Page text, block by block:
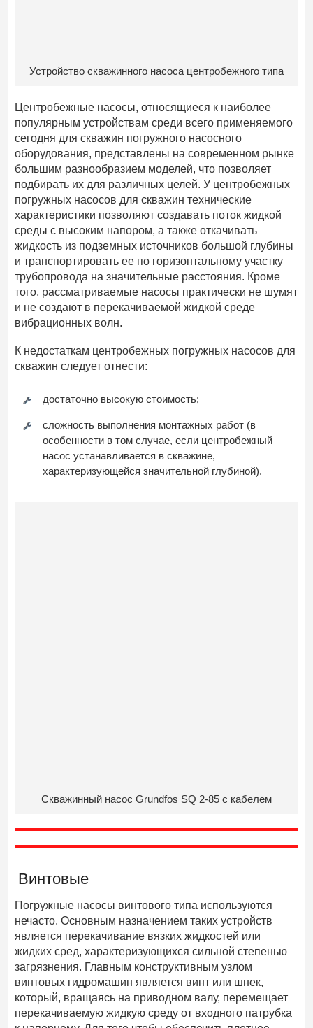
Устройство скважинного насоса центробежного типа
Центробежные насосы, относящиеся к наиболее
популярным устройствам среди всего применяемого
сегодня для скважин погружного насосного
оборудования, представлены на современном рынке
большим разнообразием моделей, что позволяет
подбирать их для различных целей. У центробежных
погружных насосов для скважин технические
характеристики позволяют создавать поток жидкой
среды с высоким напором, а также откачивать
жидкость из подземных источников большой глубины
и транспортировать ее по горизонтальному участку
трубопровода на значительные расстояния. Кроме
того, рассматриваемые насосы практически не шумят
и не создают в перекачиваемой жидкой среде
вибрационных волн.
К недостаткам центробежных погружных насосов для
скважин следует отнести:
достаточно высокую стоимость;
сложность выполнения монтажных работ (в
особенности в том случае, если центробежный
насос устанавливается в скважине,
характеризующейся значительной глубиной).
Скважинный насос Grundfos SQ 2-85 с кабелем
Винтовые
Погружные насосы винтового типа используются
нечасто. Основным назначением таких устройств
является перекачивание вязких жидкостей или
жидких сред, характеризующихся сильной степенью
загрязнения. Главным конструктивным узлом
винтовых гидромашин является винт или шнек,
который, вращаясь на приводном валу, перемещает
перекачиваемую жидкую среду от входного патрубка